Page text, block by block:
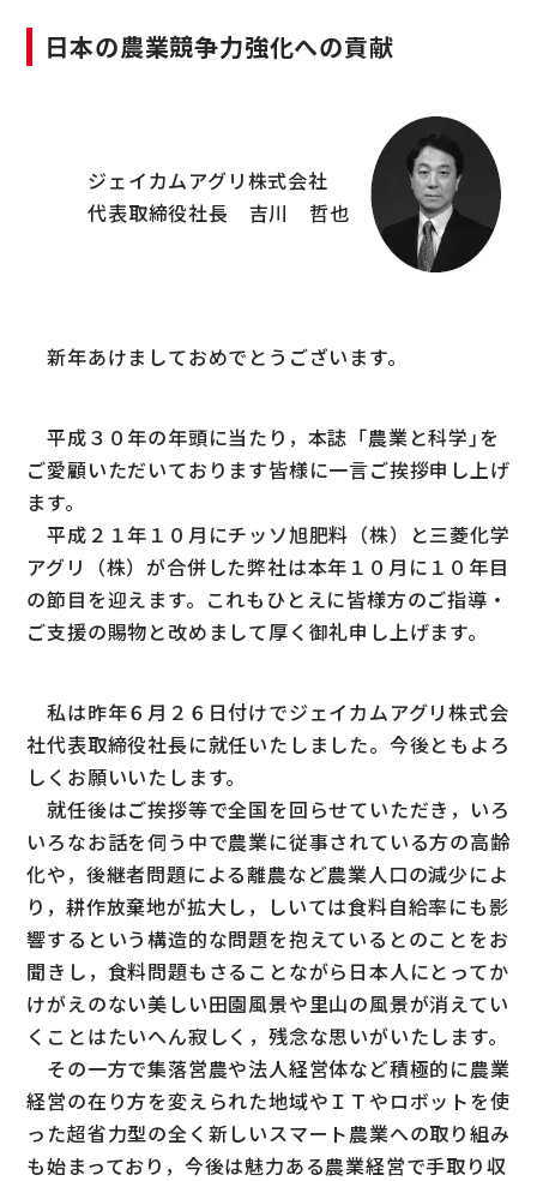
日本の農業競争力強化への貢献
ジェイカムアグリ株式会社
代表取締役社長 吉川 哲也
新年あけましておめでとうございます。
平成３０年の年頭に当たり，本誌「農業と科学｣を
ご愛顧いただいております皆様に一言ご挨拶申し上げ
ます。
平成２１年１０月にチッソ旭肥料（株）と三菱化学
アグリ（株）が合併した弊社は本年１０月に１０年目
の節目を迎えます。これもひとえに皆様方のご指導・
ご支援の賜物と改めまして厚く御礼申し上げます。
私は昨年６月２６日付けでジェイカムアグリ株式会
社代表取締役社長に就任いたしました。今後ともよろ
しくお願いいたします。
就任後はご挨拶等で全国を回らせていただき，いろ
いろなお話を伺う中で農業に従事されている方の高齢
化や，後継者問題による離農など農業人口の減少によ
り，耕作放棄地が拡大し，しいては食料自給率にも影
響するという構造的な問題を抱えているとのことをお
聞きし，食料問題もさることながら日本人にとってか
けがえのない美しい田園風景や里山の風景が消えてい
くことはたいへん寂しく，残念な思いがいたします。
その一方で集落営農や法人経営体など積極的に農業
経営の在り方を変えられた地域やＩＴやロボットを使
った超省力型の全く新しいスマート農業への取り組み
も始まっており，今後は魅力ある農業経営で手取り収